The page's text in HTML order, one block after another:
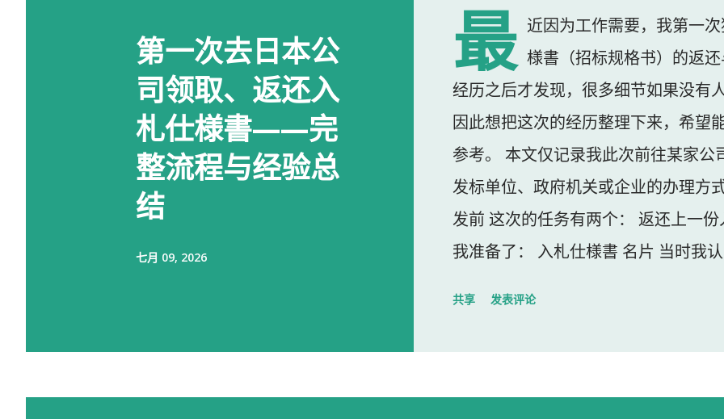
第一次去日本公
司领取、返还入
札仕様書——完
整流程与经验总
结
七月 09, 2026
最 近因为工作需要，我第一
様書（招标规格书）的返
经历之后才发现，很多细节如果没有
因此想把这次的经历整理下来，希望
参考。 本文仅记录我此次前往某家
发标单位、政府机关或企业的办理方
发前 这次的任务有两个： 返还上一
我准备了： 入札仕様書 名片 当时我
开门。 我拿起电话后说道： お世話
共享 发表评论